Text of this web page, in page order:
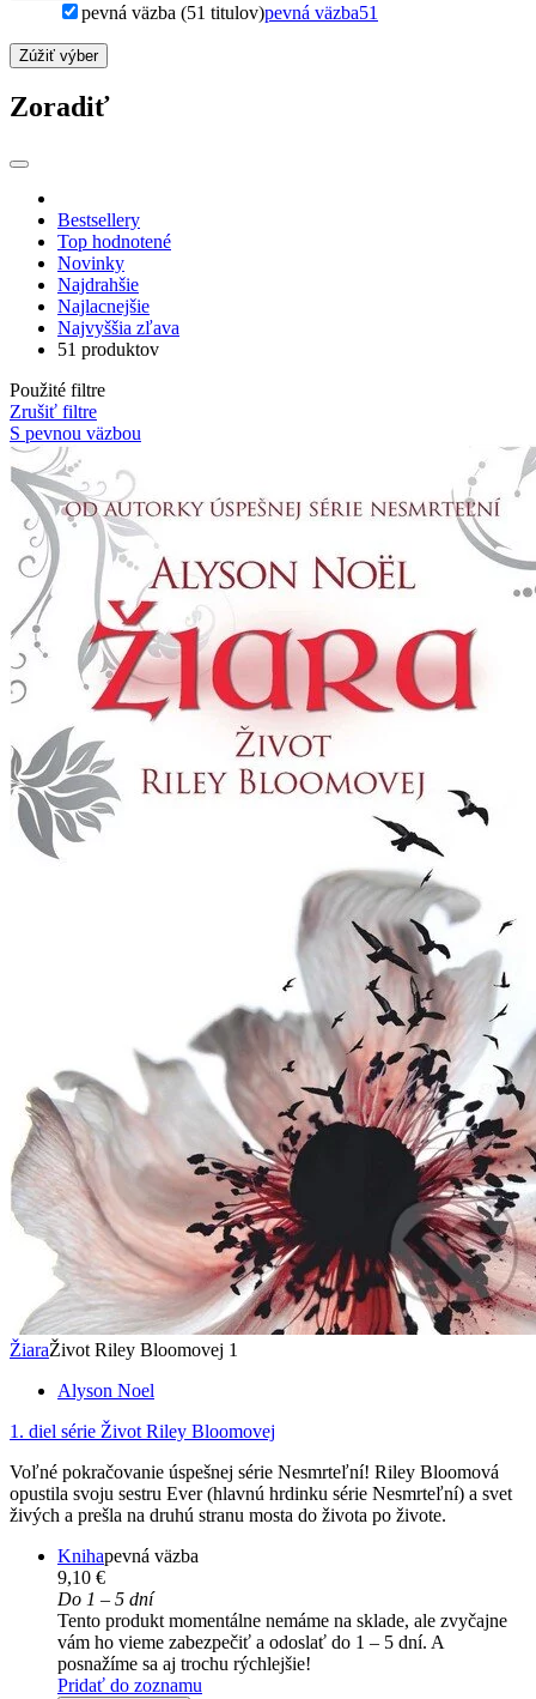
pevná väzba (51 titulov)pevná väzba51
Zúžiť výber
Zoradiť
Bestsellery
Top hodnotené
Novinky
Najdrahšie
Najlacnejšie
Najvyššia zľava
51 produktov
Použité filtre
Zrušiť filtre
S pevnou väzbou
ŽiaraŽivot Riley Bloomovej 1
Alyson Noel
1. diel série Život Riley Bloomovej
Voľné pokračovanie úspešnej série Nesmrteľní! Riley Bloomová
opustila svoju sestru Ever (hlavnú hrdinku série Nesmrteľní) a svet
živých a prešla na druhú stranu mosta do života po živote.
Knihapevná väzba
9,10 €
Do 1 – 5 dní
Tento produkt momentálne nemáme na sklade, ale zvyčajne
vám ho vieme zabezpečiť a odoslať do 1 – 5 dní. A
posnažíme sa aj trochu rýchlejšie!
Pridať do zoznamu